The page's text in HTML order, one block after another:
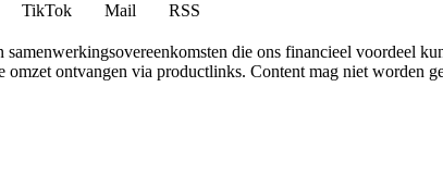
TikTok Mail
RSS
die ons financieel voordeel
ontvangen via productlinks. Content mag niet worden